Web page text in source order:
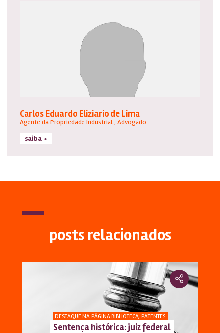
Carlos Eduardo Eliziario de Lima
Agente da Propriedade Industrial , Advogado
saiba +
posts relacionados
DESTAQUE NA PÁGINA BIBLIOTECA, PATENTES
Sentença histórica: juiz federal